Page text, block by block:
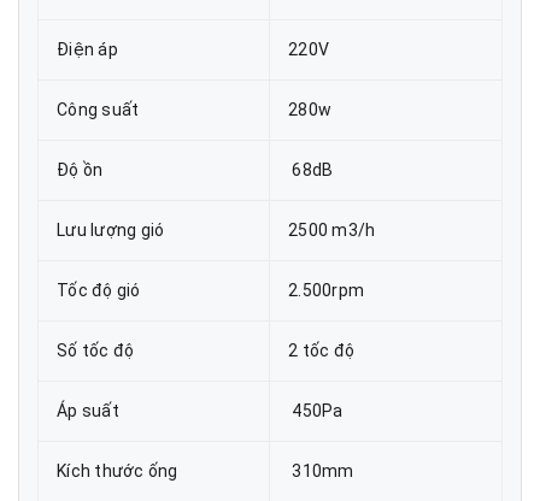
Điện áp 220V
Công suất 280w
Độ ồn 68dB
Lưu lượng gió 2500 m3/h
Tốc độ gió 2.500rpm
Số tốc độ 2 tốc độ
Áp suất 450Pa
Kích thước ống 310mm